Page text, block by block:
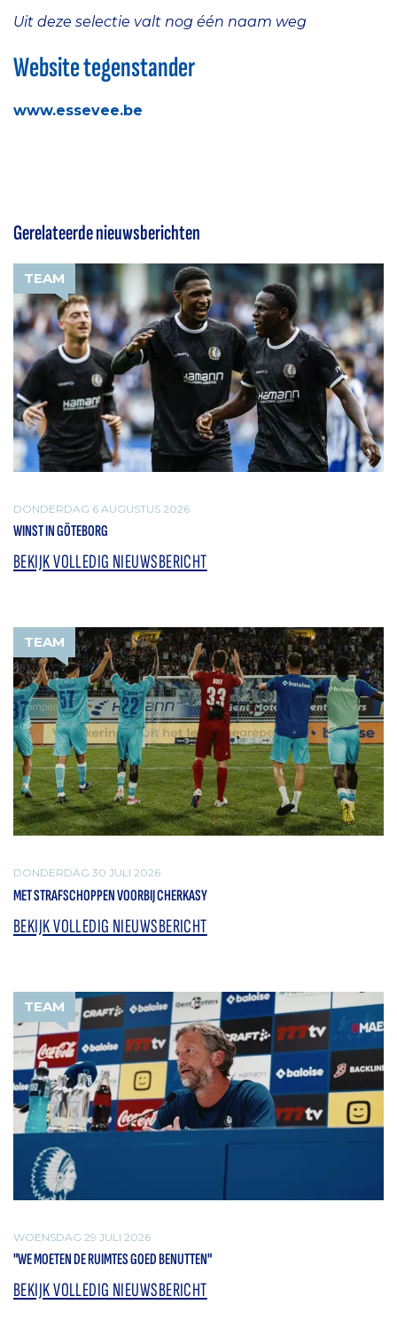
Uit deze selectie valt nog één naam weg
Website tegenstander
www.essevee.be
Gerelateerde nieuwsberichten
TEAM
DONDERDAG 6 AUGUSTUS 2026
WINST IN GÖTEBORG
BEKIJK VOLLEDIG NIEUWSBERICHT
TEAM
DONDERDAG 30 JULI 2026
MET STRAFSCHOPPEN VOORBIJ CHERKASY
BEKIJK VOLLEDIG NIEUWSBERICHT
TEAM
WOENSDAG 29 JULI 2026
"WE MOETEN DE RUIMTES GOED BENUTTEN"
BEKIJK VOLLEDIG NIEUWSBERICHT